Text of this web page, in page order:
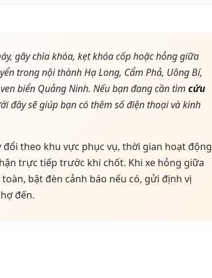
gãy chìa khóa, kẹt khóa cốp hoặc hỏng giữa
trong nội thành Hạ Long, Cẩm Phả, Uông Bí,
biển Quảng Ninh. Nếu bạn đang cần tìm cứu
đây sẽ giúp bạn có thêm số điện thoại và kinh
theo khu vực phục vụ, thời gian hoạt động
trực tiếp trước khi chốt. Khi xe hỏng giữa
bật đèn cảnh báo nếu có, gửi định vị
đến.